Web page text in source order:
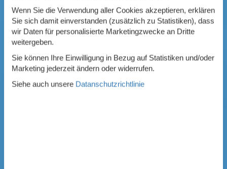
Wenn Sie die Verwendung aller Cookies akzeptieren, erklären
Sie sich damit einverstanden (zusätzlich zu Statistiken), dass
wir Daten für personalisierte Marketingzwecke an Dritte
weitergeben.
Sie können Ihre Einwilligung in Bezug auf Statistiken und/oder
Marketing jederzeit ändern oder widerrufen.
Siehe auch unsere Datanschutzrichtlinie